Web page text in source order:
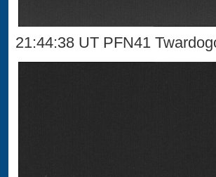
21:44:38 UT PFN41